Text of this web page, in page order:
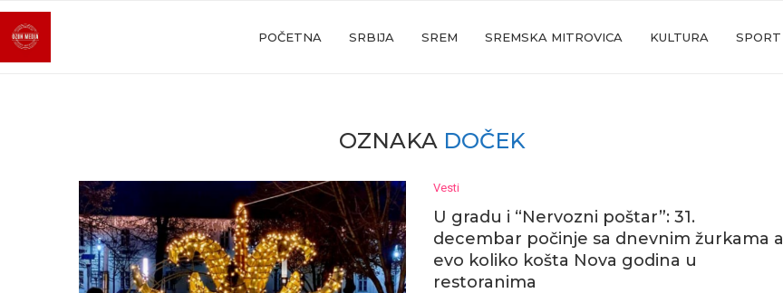
POČETNA SRBIJA SREM SREMSKA MITROVICA KULTURA SPORT
OZNAKA DOČEK
Vesti
U gradu i “Nervozni poštar”: 31.
decembar počinje sa dnevnim žurkama a
evo koliko košta Nova godina u
restoranima